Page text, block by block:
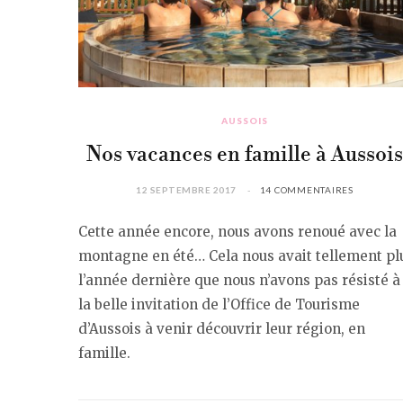
AUSSOIS
Nos vacances en famille à Aussois
12 SEPTEMBRE 2017 14 COMMENTAIRES
Cette année encore, nous avons renoué avec la
montagne en été… Cela nous avait tellement
l’année dernière que nous n’avons pas résisté à
la belle invitation de l’Office de Tourisme
d’Aussois à venir découvrir leur région, en
famille.